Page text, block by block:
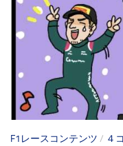
F1レースコンテンツ / ４